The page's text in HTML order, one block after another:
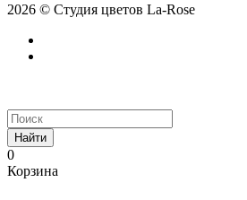
2026 © Студия цветов La-Rose
Найти
0
Корзина